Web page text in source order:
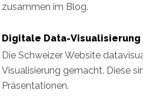
zusammen im Blog.
Digitale Data-Visualisierung
Die Schweizer Website
Visualisierung gemacht. Diese
Präsentationen.